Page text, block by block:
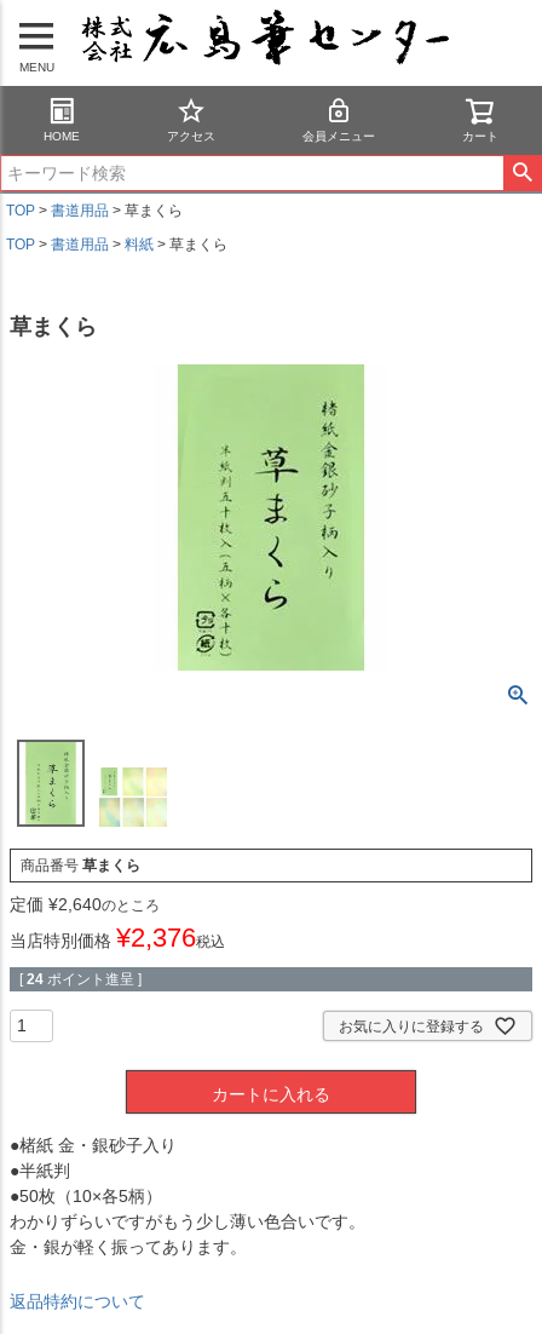
MENU
HOME アクセス 会員メニュー カート
TOP 書道用品
草まくら
TOP
書道用品 料紙 草まくら
草まくら
商品番号 草まくら
定価 ¥2,640のところ
当店特別価格 ¥2,376税込
[ 24 ポイント進呈 ]
お気に入りに登録する
カートに入れる
●楮紙 金・銀砂子入り
●半紙判
●50枚（10×各5柄）
わかりずらいですがもう少し薄い色合いです。
金・銀が軽く振ってあります。
返品特約について